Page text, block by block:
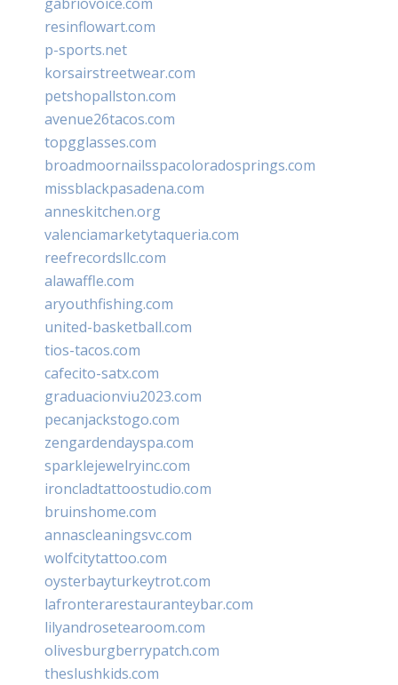
resinflowart.com
p-sports.net
korsairstreetwear.com
petshopallston.com
avenue26tacos.com
topgglasses.com
broadmoornailsspacoloradosprings.com
missblackpasadena.com
anneskitchen.org
valenciamarketytaqueria.com
reefrecordsllc.com
alawaffle.com
aryouthfishing.com
united-basketball.com
tios-tacos.com
cafecito-satx.com
graduacionviu2023.com
pecanjackstogo.com
zengardendayspa.com
sparklejewelryinc.com
ironcladtattoostudio.com
bruinshome.com
annascleaningsvc.com
wolfcitytattoo.com
oysterbayturkeytrot.com
lafronterarestauranteybar.com
lilyandrosetearoom.com
olivesburgberrypatch.com
theslushkids.com